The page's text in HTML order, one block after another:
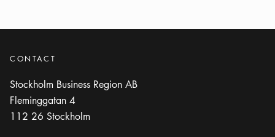
CONTACT
Stockholm Business Region AB
Fleminggatan 4
112 26 Stockholm